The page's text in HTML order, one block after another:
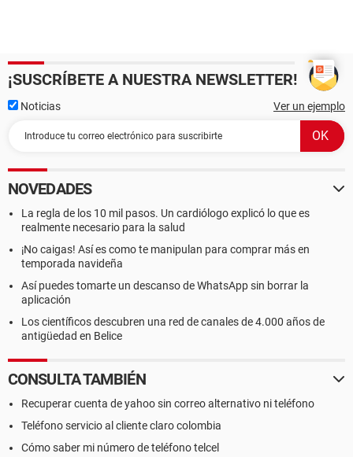
¡SUSCRÍBETE A NUESTRA NEWSLETTER!
Noticias Ver un ejemplo
NOVEDADES
La regla de los 10 mil pasos. Un cardiólogo explicó lo que es
realmente necesario para la salud
¡No caigas! Así es como te manipulan para comprar más en
temporada navideña
Así puedes tomarte un descanso de WhatsApp sin borrar la
aplicación
Los científicos descubren una red de canales de 4.000 años de
antigüedad en Belice
CONSULTA TAMBIÉN
Recuperar cuenta de yahoo sin correo alternativo ni teléfono
Teléfono servicio al cliente claro colombia
Cómo saber mi número de teléfono telcel